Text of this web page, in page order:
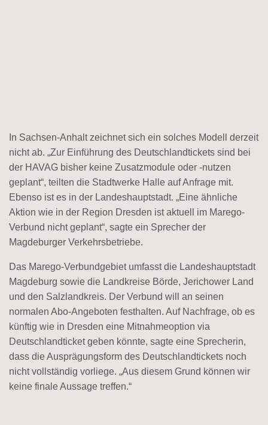
In Sachsen-Anhalt zeichnet sich ein solches Modell derzeit
nicht ab. „Zur Einführung des Deutschlandtickets sind bei
der HAVAG bisher keine Zusatzmodule oder -nutzen
geplant“, teilten die Stadtwerke Halle auf Anfrage mit.
Ebenso ist es in der Landeshauptstadt. „Eine ähnliche
Aktion wie in der Region Dresden ist aktuell im Marego-
Verbund nicht geplant“, sagte ein Sprecher der
Magdeburger Verkehrsbetriebe.
Das Marego-Verbundgebiet umfasst die Landeshauptstadt
Magdeburg sowie die Landkreise Börde, Jerichower Land
und den Salzlandkreis. Der Verbund will an seinen
normalen Abo-Angeboten festhalten. Auf Nachfrage, ob es
künftig wie in Dresden eine Mitnahmeoption via
Deutschlandticket geben könnte, sagte eine Sprecherin,
dass die Ausprägungsform des Deutschlandtickets noch
nicht vollständig vorliege. „Aus diesem Grund können wir
keine finale Aussage treffen.“